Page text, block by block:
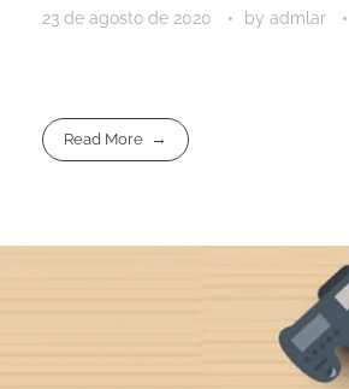
23 de agosto de 2020 by admlar
Read More